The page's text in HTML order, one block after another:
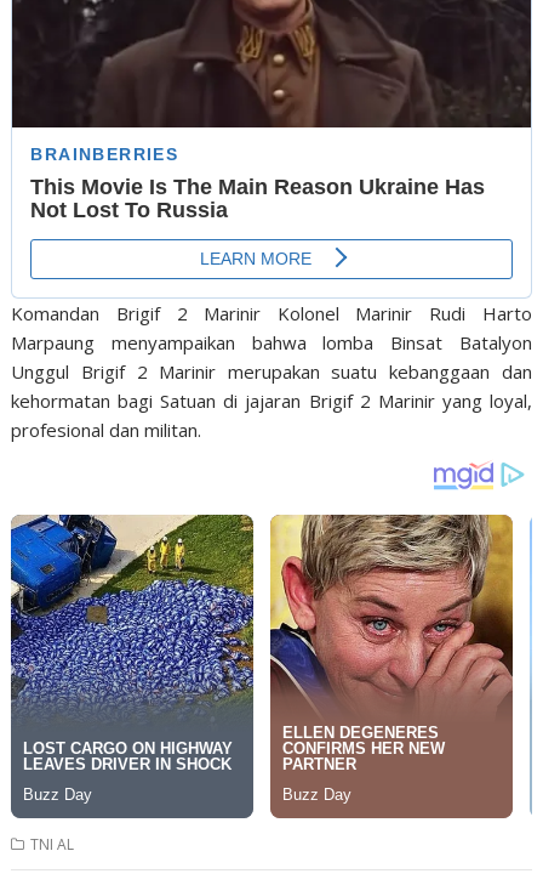
Komandan Brigif 2 Marinir Kolonel Marinir Rudi Harto
Marpaung menyampaikan bahwa lomba Binsat Batalyon
Unggul Brigif 2 Marinir merupakan suatu kebanggaan dan
kehormatan bagi Satuan di jajaran Brigif 2 Marinir yang loyal,
profesional dan militan.
TNI AL